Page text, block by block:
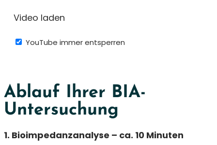
Video laden
YouTube immer entsperren
Ablauf Ihrer BIA-
Untersuchung
1. Bioimpedanzanalyse – ca. 10 Minuten